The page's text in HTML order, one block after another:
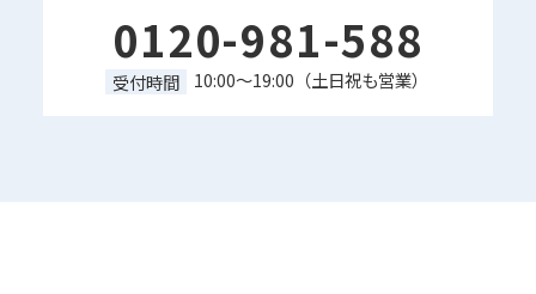
0120-981-588
受付時間 10:00～19:00（土日祝も営業）